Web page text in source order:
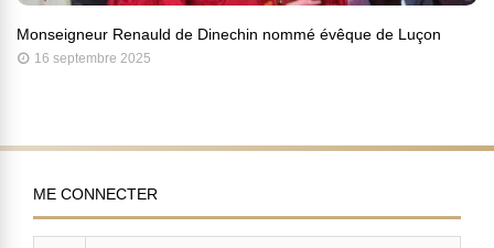
Monseigneur Renauld de Dinechin nommé évêque de Luçon
16 septembre 2025
ME CONNECTER